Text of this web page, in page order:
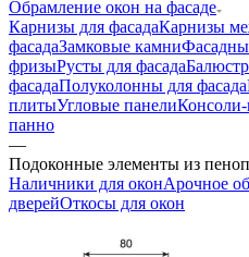
Обрамление окон на фасаде
Карнизы для фасадаКарнизы
фасадаЗамковые камни
фризыРусты для фасада
фасадаПолуколонны для фасада
плитыУгловые панели
панно
—
Подоконные элементы из
Наличники для оконАрочное
дверейОткосы для окон